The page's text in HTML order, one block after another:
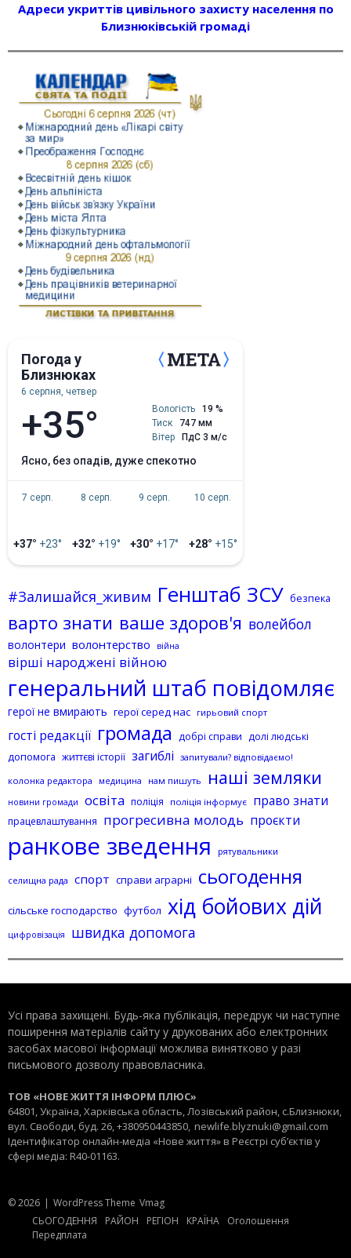
Адреси укриттів цивільного захисту населення по
Близнюківській громаді
Погода у
Близнюках
6 серпня, четвер
+35° Вологість
19 %
Тиск
747 мм
Вітер
ПдС 3 м/с
ясно, без опадів, дуже спекотно
7 серп.
+37° +23°
8 серп.
+32° +19°
9 серп.
+30° +17°
10 серп.
+28° +15°
#Залишайся_живим Генштаб ЗСУ безпека
варто знати ваше здоров'я волейбол
волонтери волонтерство війна
вірші народжені війною
генеральний штаб повідомляє
герої не вмирають герої серед нас гирьовий спорт
гості редакції громада добрі справи долі людські
допомога життєві історії загиблі запитували? відповідаємо!
колонка редактора
медицина нам пишуть наші земляки
новини громади освіта поліція поліція інформує право знати
працевлаштування прогресивна молодь проєкти
ранкове зведення рятувальники
селищна рада спорт справи аграрні сьогодення
сільське господарство футбол хід бойових дій
цифровізація швидка допомога
Усі права захищені. Будь-яка публiкацiя, передрук чи наступне
поширення матеріалів сайту у друкованих або електронних
засобах масової інформації можлива винятково у разі
письмового дозволу правовласника.
ТОВ «НОВЕ ЖИТТЯ ІНФОРМ ПЛЮС»
64801, Україна, Харківська область, Лозівський район, с.Близнюки,
вул. Свободи, буд. 26, +380950443850, newlife.blyznuki@gmail.com
Ідентифікатор онлайн-медіа «Нове життя» в Реєстрі суб’єктів у
сфері медіа: R40-01163.
© 2026 WordPress Theme Vmag
СЬОГОДЕННЯ
РАЙОН РЕГІОН КРАЇНА
Оголошення
Передплата